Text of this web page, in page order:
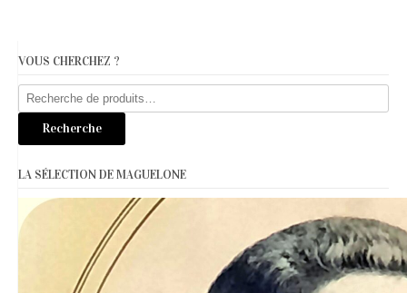
VOUS CHERCHEZ ?
Recherche
pour :
Recherche
LA SÉLECTION DE MAGUELONE